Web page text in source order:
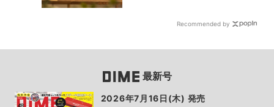
Recommended by
最新号
2026年7月16日(木) 発売